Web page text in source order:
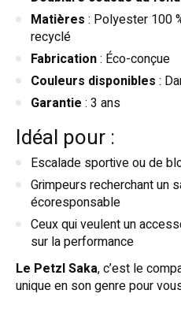
Matières : Polyester 100
recyclé
Fabrication: Éco-conçue
Couleurs disponibles :
Garantie : 3 ans
Idéal pour :
Escalade sportive ou de
Grimpeurs recherchant un
écoresponsable
Ceux qui veulent un
sur la performance
Le Petzl Saka, c’est le
unique en son genre pour